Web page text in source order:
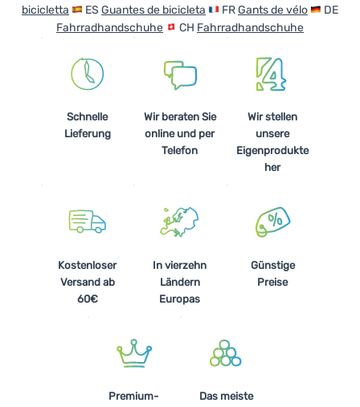
bicicletta
ES Guantes de bicicleta FRGants de vélo
DE
Fahrradhandschuhe
CH Fahrradhandschuhe
Schnelle
Lieferung
Wir beraten Sie
online und per
Telefon
Wir stellen
unsere
Eigenprodukte
her
Kostenloser
Versand ab
60€
In vierzehn
Ländern
Europas
Günstige
Preise
Premium-
Das meiste